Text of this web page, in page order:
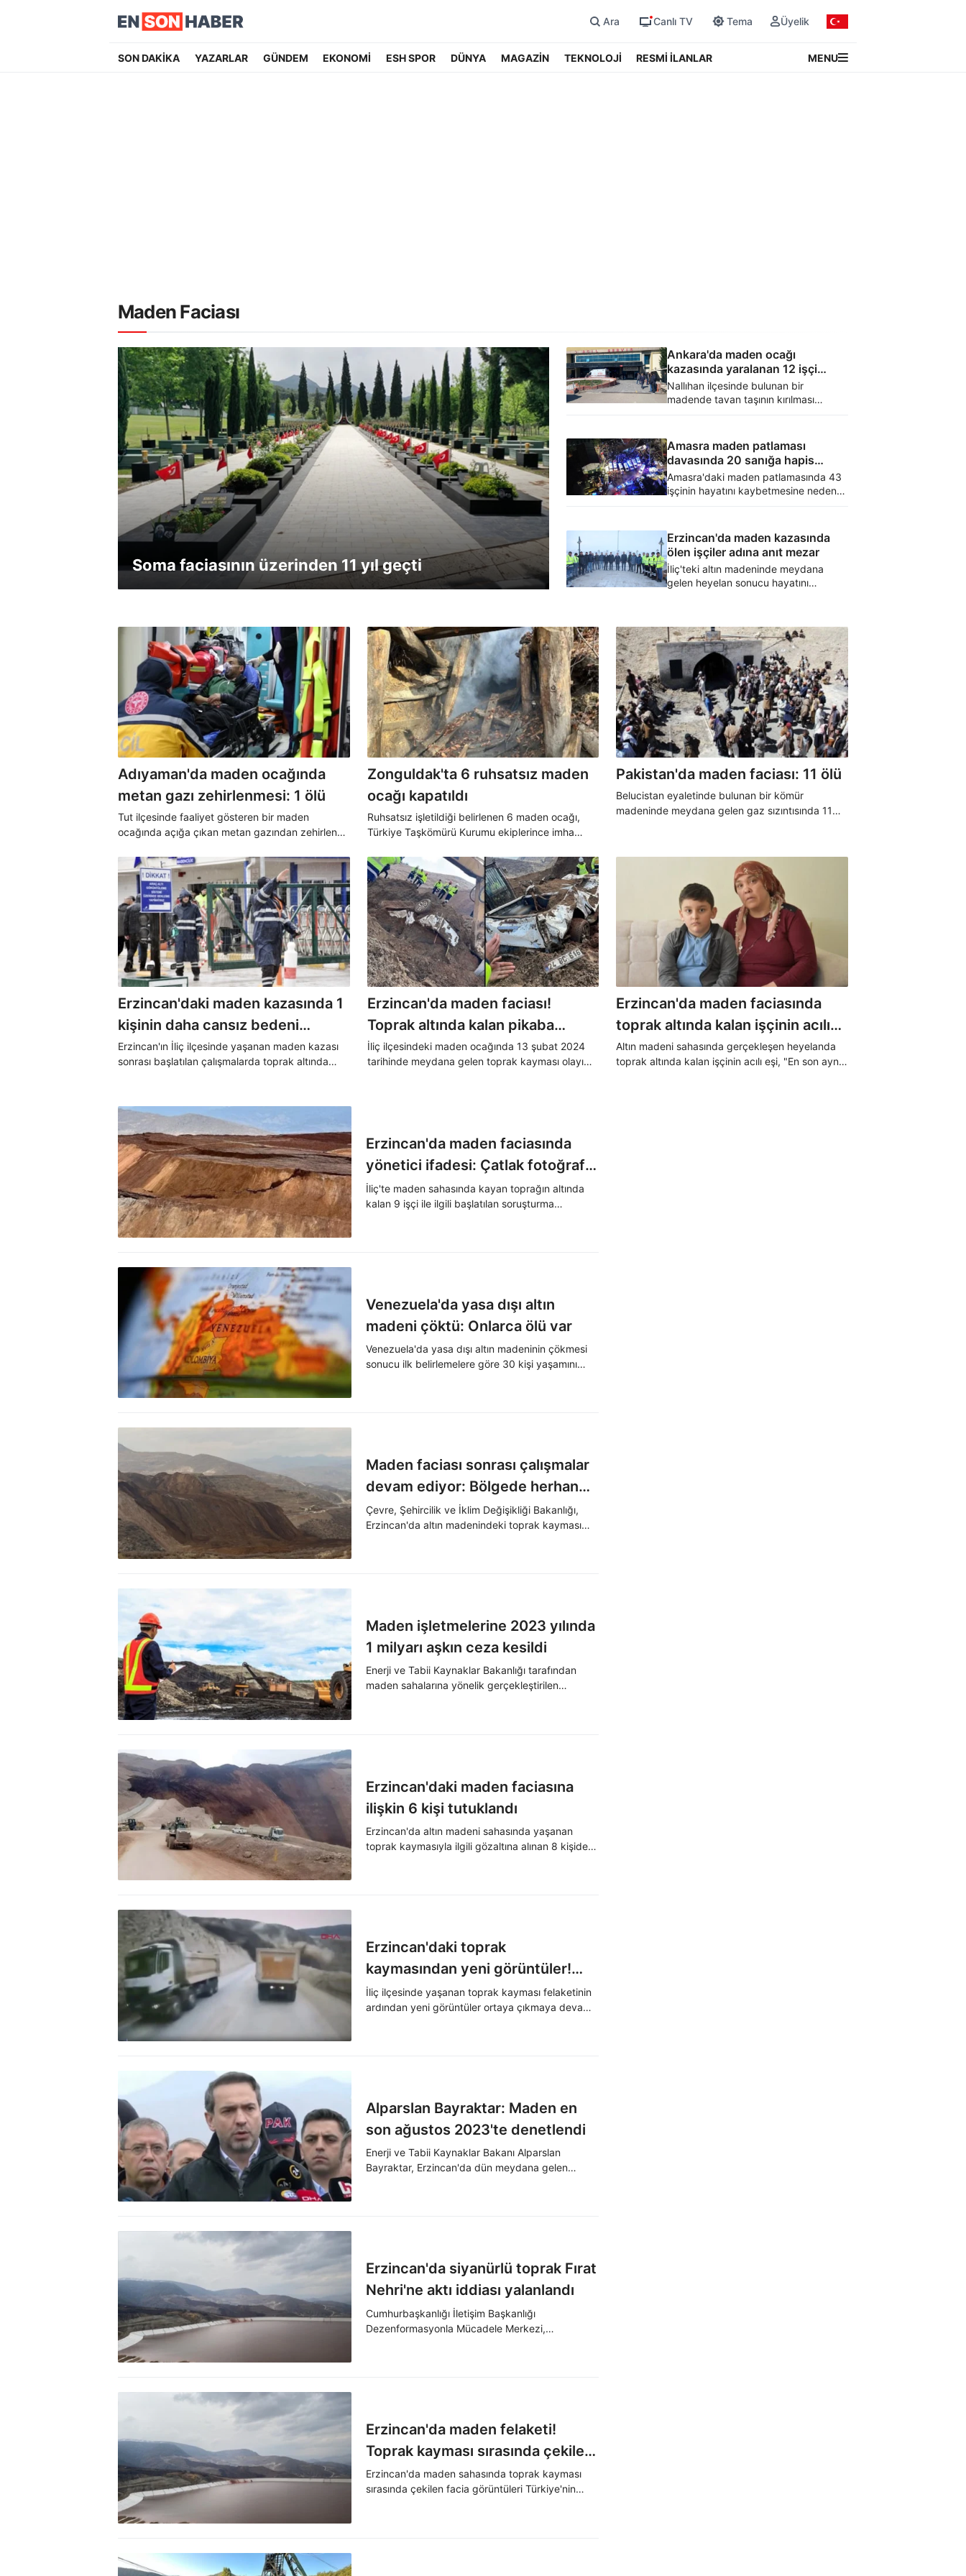
Ara Canlı TV Tema Üyelik
SON DAKİKA YAZARLAR GÜNDEM EKONOMİ ESH SPOR DÜNYA MAGAZİN TEKNOLOJİ RESMİ İLANLAR MENU
Maden Faciası
Soma faciasının üzerinden 11 yıl geçti
Ankara'da maden ocağı
kazasında yaralanan 12 işçi
taburcu oldu
Nallıhan ilçesinde bulunan bir
madende tavan taşının kırılması
Amasra maden patlaması
davasında 20 sanığa hapis
cezası
Amasra'daki maden patlamasında 43
işçinin hayatını kaybetmesine neden
yetkilileri ve maden mühendislerine
"bilinçli taksirle ölüm ve yaralanmaya
neden olmak" suçundan yıllarca hapis
cezası verilirken 3 sanık beraat etti.
Erzincan'da maden kazasında
ölen işçiler adına anıt mezar
İliç'teki altın madeninde meydana
gelen heyelan sonucu hayatını
Adıyaman'da maden ocağında
metan gazı zehirlenmesi: 1 ölü
Tut ilçesinde faaliyet gösteren bir maden
ocağında açığa çıkan metan gazından zehirlenen
kaldırıldı.
Zonguldak'ta 6 ruhsatsız maden
ocağı kapatıldı
Ruhsatsız işletildiği belirlenen 6 maden ocağı,
Türkiye Taşkömürü Kurumu ekiplerince imha
Pakistan'da maden faciası: 11 ölü
Belucistan eyaletinde bulunan bir kömür
madeninde meydana gelen gaz sızıntısında 11
Erzincan'daki maden kazasında 1
kişinin daha cansız bedeni
bulundu
Erzincan'ın İliç ilçesinde yaşanan maden kazası
sonrası başlatılan çalışmalarda toprak altında
Erzincan'da maden faciası!
Toprak altında kalan pikaba
ulaşıldı
İliç ilçesindeki maden ocağında 13 şubat 2024
tarihinde meydana gelen toprak kayması olayı
Erzincan'da maden faciasında
toprak altında kalan işçinin acılı
eşi: Gelecek sanıyorum ve
bekliyorum
Altın madeni sahasında gerçekleşen heyelanda
toprak altında kalan işçinin acılı eşi, "En son aynı
Erzincan'da maden faciasında
yönetici ifadesi: Çatlak fotoğrafı
mailini 3 gün sonra gördüm
İliç'te maden sahasında kayan toprağın altında
kalan 9 işçi ile ilgili başlatılan soruşturma
Venezuela'da yasa dışı altın
madeni çöktü: Onlarca ölü var
Venezuela'da yasa dışı altın madeninin çökmesi
sonucu ilk belirlemelere göre 30 kişi yaşamını
Maden faciası sonrası çalışmalar
devam ediyor: Bölgede herhangi
bir olumsuzluğa rastlanmadı
Çevre, Şehircilik ve İklim Değişikliği Bakanlığı,
Erzincan'da altın madenindeki toprak kayması
Maden işletmelerine 2023 yılında
1 milyarı aşkın ceza kesildi
Enerji ve Tabii Kaynaklar Bakanlığı tarafından
maden sahalarına yönelik gerçekleştirilen
Erzincan'daki maden faciasına
ilişkin 6 kişi tutuklandı
Erzincan'da altın madeni sahasında yaşanan
toprak kaymasıyla ilgili gözaltına alınan 8 kişiden
Erzincan'daki toprak
kaymasından yeni görüntüler!
Kamyonlar kıl payı kurtuldu
İliç ilçesinde yaşanan toprak kayması felaketinin
ardından yeni görüntüler ortaya çıkmaya devam
Alparslan Bayraktar: Maden en
son ağustos 2023'te denetlendi
Enerji ve Tabii Kaynaklar Bakanı Alparslan
Bayraktar, Erzincan'da dün meydana gelen
Erzincan'da siyanürlü toprak Fırat
Nehri'ne aktı iddiası yalanlandı
Cumhurbaşkanlığı İletişim Başkanlığı
Dezenformasyonla Mücadele Merkezi,
Erzincan'da maden felaketi!
Toprak kayması sırasında çekilen
görüntüler
Erzincan'da maden sahasında toprak kayması
sırasında çekilen facia görüntüleri Türkiye'nin